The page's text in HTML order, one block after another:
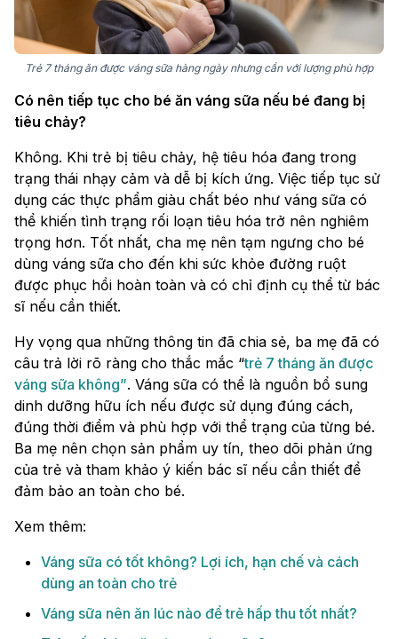
Trẻ 7 tháng ăn được váng sữa hàng ngày nhưng cần với lượng phù hợp
Có nên tiếp tục cho bé ăn váng sữa nếu bé đang bị
tiêu chảy?
Không. Khi trẻ bị tiêu chảy, hệ tiêu hóa đang trong
trạng thái nhạy cảm và dễ bị kích ứng. Việc tiếp tục sử
dụng các thực phẩm giàu chất béo như váng sữa có
thể khiến tình trạng rối loạn tiêu hóa trở nên nghiêm
trọng hơn. Tốt nhất, cha mẹ nên tạm ngưng cho bé
dùng váng sữa cho đến khi sức khỏe đường ruột
được phục hồi hoàn toàn và có chỉ định cụ thể từ bác
sĩ nếu cần thiết.
Hy vọng qua những thông tin đã chia sẻ, ba mẹ đã có
câu trả lời rõ ràng cho thắc mắc “trẻ 7 tháng ăn được
váng sữa không”. Váng sữa có thể là nguồn bổ sung
dinh dưỡng hữu ích nếu được sử dụng đúng cách,
đúng thời điểm và phù hợp với thể trạng của từng bé.
Ba mẹ nên chọn sản phẩm uy tín, theo dõi phản ứng
của trẻ và tham khảo ý kiến bác sĩ nếu cần thiết để
đảm bảo an toàn cho bé.
Xem thêm:
Váng sữa có tốt không? Lợi ích, hạn chế và cách
dùng an toàn cho trẻ
Váng sữa nên ăn lúc nào để trẻ hấp thu tốt nhất?